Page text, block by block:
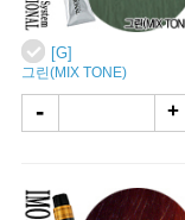
[G]
그린(MIX TONE)
- +